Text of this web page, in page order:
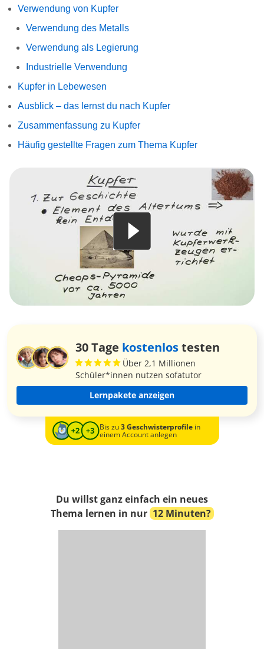
Verwendung von Kupfer
Verwendung des Metalls
Verwendung als Legierung
Industrielle Verwendung
Kupfer in Lebewesen
Ausblick – das lernst du nach Kupfer
Zusammenfassung zu Kupfer
Häufig gestellte Fragen zum Thema Kupfer
30 Tage kostenlostesten
Über 2,1 Millionen
Schüler*innen nutzen sofatutor
Lernpakete anzeigen
Bis zu3 Geschwisterprofilein
einem Account anlegen
Du willst ganz einfach ein neues
Thema lernen in nur 12 Minuten?